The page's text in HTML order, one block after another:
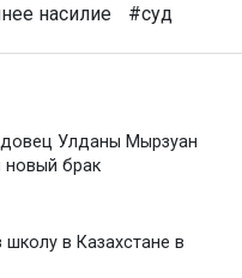
насилие #суд
Улданы Мырзуан
новый брак
в Казахстане в